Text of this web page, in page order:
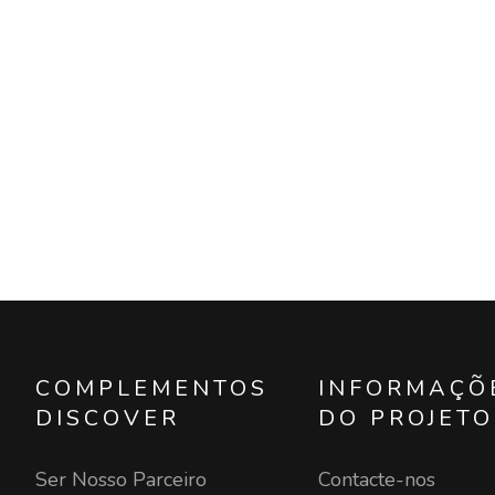
COMPLEMENTOS
DISCOVER
Ser Nosso Parceiro
DO PROJETO
Contacte-nos